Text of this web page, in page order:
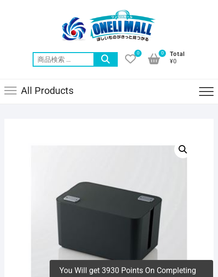
索
0
Total
¥0
0
All Products
You Will get 3930 Points On Completing